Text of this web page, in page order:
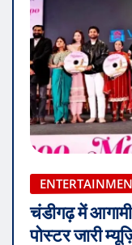
चंडीगढ़ में
पोस्टर जारी
मार्च 2024 को
0